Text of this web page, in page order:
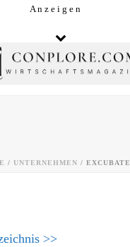
A n z e i g e n
/ UNTERNEHMEN / EXCUBATE
>>